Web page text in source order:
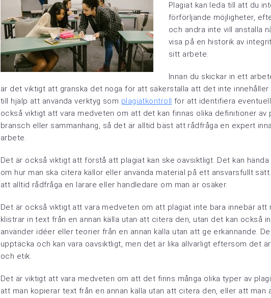
Plagiat kan leda till att du
förförljande möjligheter,
och andra inte vill anställa
visa på en historik av
sitt arbete.
Innan du skickar in ett
är det viktigt att granska det noga för att säkerställa att det inte innehåller
till hjälp att använda verktyg som plagiatkontroll för att identifiera
också viktigt att vara medveten om att det kan finnas olika definitioner av
bransch eller sammanhang, så det är alltid bäst att rådfråga en expert
arbete.
Det är också viktigt att förstå att plagiat kan ske oavsiktligt. Det kan hända
om hur man ska citera källor eller använda material på ett ansvarsfullt
att alltid rådfråga en lärare eller handledare om man är osäker.
Det är också viktigt att vara medveten om att plagiat inte bara innebär att
klistrar in text från en annan källa utan att citera den, utan det kan också
använder idéer eller teorier från en annan källa utan att ge erkännande.
upptäcka och kan vara oavsiktligt, men det är lika allvarligt eftersom det
och etik.
Det är viktigt att vara medveten om att det finns många olika typer av
att man kopierar text från en annan källa utan att citera den, eller att man